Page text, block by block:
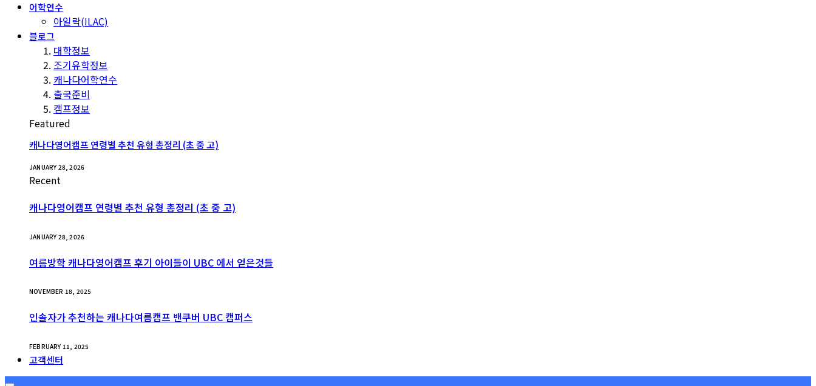
어학연수
아일락(ILAC)
블로그
대학정보
조기유학정보
캐나다어학연수
출국준비
캠프정보
Featured
캐나다영어캠프 연령별 추천 유형 총정리 (초 중 고)
JANUARY 28, 2026
Recent
캐나다영어캠프 연령별 추천 유형 총정리 (초 중 고)
JANUARY 28, 2026
여름방학 캐나다영어캠프 후기 아이들이 UBC 에서 얻은것들
NOVEMBER 18, 2025
인솔자가 추천하는 캐나다여름캠프 밴쿠버 UBC 캠퍼스
FEBRUARY 11, 2025
고객센터